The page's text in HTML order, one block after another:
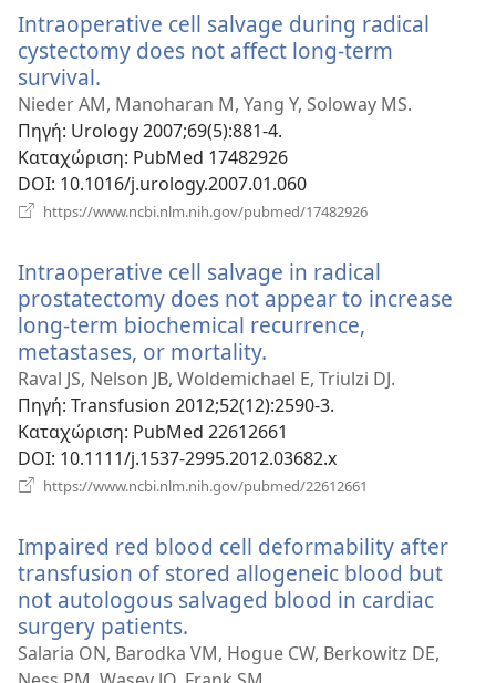
Intraoperative cell salvage during radical
cystectomy does not affect long-term
survival.
νέο
παράθυρο)
Nieder AM, Manoharan M, Yang Y, Soloway MS.
Πηγή‎: Urology 2007;69(5):881-4.
Καταχώριση‎: PubMed 17482926
DOI‎: 10.1016/j.urology.2007.01.060
https://www.ncbi.nlm.nih.gov/pubmed/17482926
Intraoperative cell salvage in radical
prostatectomy does not appear to increase
long-term biochemical recurrence,
metastases, or mortality.
νέο
παράθυρο)
Raval JS, Nelson JB, Woldemichael E, Triulzi DJ.
Πηγή‎: Transfusion 2012;52(12):2590-3.
Καταχώριση‎: PubMed 22612661
DOI‎: 10.1111/j.1537-2995.2012.03682.x
https://www.ncbi.nlm.nih.gov/pubmed/22612661
Impaired red blood cell deformability after
transfusion of stored allogeneic blood but
not autologous salvaged blood in cardiac
surgery patients.
νέο
Salaria ON, Barodka VM, Hogue CW, Berkowitz DE,